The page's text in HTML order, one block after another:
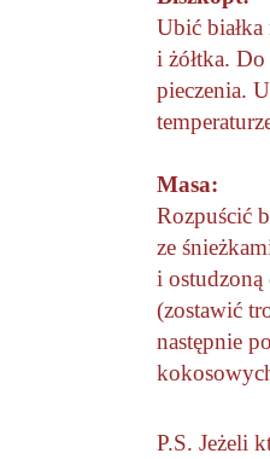
Ubić
i żółtka.
pieczenia.
Masa:
Rozpuścić
ze
i
(zostawić
następnie
P.S. Jeżeli